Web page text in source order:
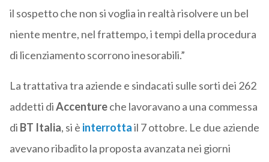
il sospetto che non si voglia in realtà risolvere un bel
niente mentre, nel frattempo, i tempi della procedura
di licenziamento scorrono inesorabili.”
La trattativa tra aziende e sindacati sulle sorti dei 262
addetti diAccentureche lavoravano a una commessa
di BT Italia, si è interrottail 7 ottobre. Le due aziende
avevano ribadito la proposta avanzata nei giorni